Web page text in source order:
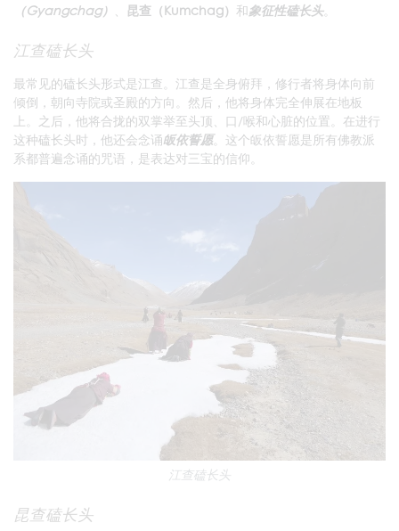
（Gyangchag）
昆查（Kumchag） 和象征性磕长头。
江查磕长头
最常见的磕长头形式是江查。江查是全身俯拜，修行者将身体向前
倾倒，朝向寺院或圣殿的方向。然后，他将身体完全伸展在地板
上。之后，他将合拢的双掌举至头顶、口/喉和心脏的位置。在进行
这种磕长头时，他还会念诵皈依誓愿。这个皈依誓愿是所有佛教派
系都普遍念诵的咒语，是表达对三宝的信仰。
江查磕长头
昆查磕长头